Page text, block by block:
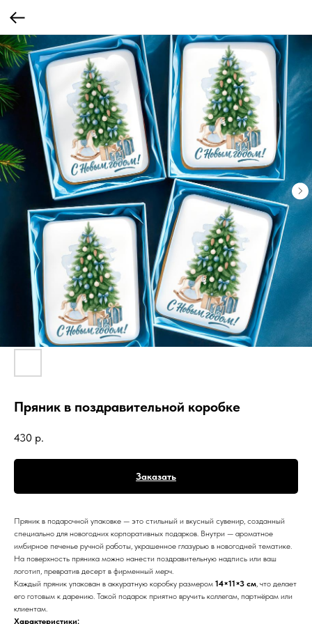
Пряник в поздравительной коробке
430 р.
Заказать
Пряник в подарочной упаковке — это стильный и вкусный сувенир, созданный
специально для новогодних корпоративных подарков. Внутри — ароматное
имбирное печенье ручной работы, украшенное глазурью в новогодней тематике.
На поверхность пряника можно нанести поздравительную надпись или ваш
логотип, превратив десерт в фирменный мерч.
Каждый пряник упакован в аккуратную коробку размером 14×11×3 см, что делает
его готовым к дарению. Такой подарок приятно вручить коллегам, партнёрам или
клиентам.
Характеристики: